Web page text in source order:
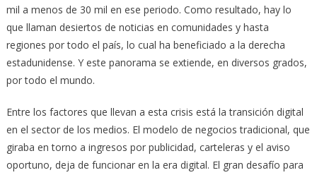
mil a menos de 30 mil en ese periodo. Como resultado, hay lo
que llaman desiertos de noticias en comunidades y hasta
regiones por todo el país, lo cual ha beneficiado a la derecha
estadunidense. Y este panorama se extiende, en diversos grados,
por todo el mundo.
Entre los factores que llevan a esta crisis está la transición digital
en el sector de los medios. El modelo de negocios tradicional, que
giraba en torno a ingresos por publicidad, carteleras y el aviso
oportuno, deja de funcionar en la era digital. El gran desafío para